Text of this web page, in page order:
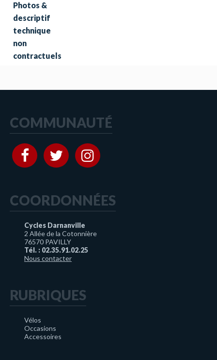
Photos &
descriptif
technique
non
contractuels
COMMUNAUTÉ
COORDONNÉES
Cycles Darnanville
2 Allée de la Cotonnière
76570 PAVILLY
Tél. : 02.35.91.02.25
Nous contacter
RUBRIQUES
Vélos
Occasions
Accessoires